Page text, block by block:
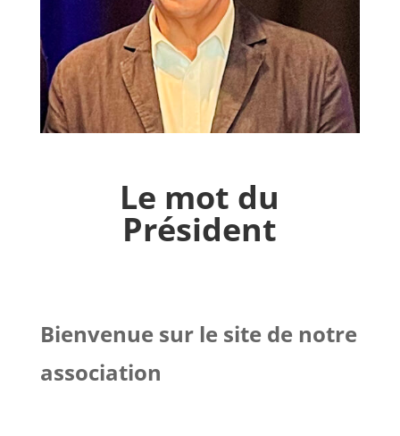
Le mot du
Président
Bienvenue sur le site de notre
association